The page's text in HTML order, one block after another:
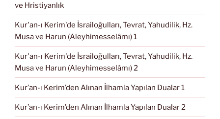
ve Hristiyanlık
Kur'an-ı Kerim'de İsrailoğulları, Tevrat, Yahudilik, Hz.
Musa ve Harun (Aleyhimesselâmı) 1
Kur'an-ı Kerim'de İsrailoğulları, Tevrat, Yahudilik, Hz.
Musa ve Harun (Aleyhimesselâmı) 2
Kur’an-ı Kerim’den Alınan İlhamla Yapılan Dualar 1
Kur’an-ı Kerim’den Alınan İlhamla Yapılan Dualar 2